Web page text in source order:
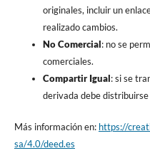
originales, incluir un
realizado cambios.
No Comercial: no se
comerciales.
Compartir Igual: si se
derivada debe
Más información en: https://
sa/4.0/deed.es